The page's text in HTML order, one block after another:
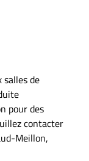
salles de
pour des
contacter
Meillon,